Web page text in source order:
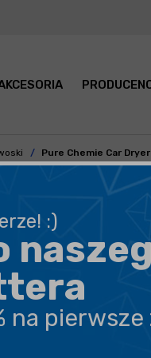
Pure Chemie Car
ZŁ
:)
na pierwsze